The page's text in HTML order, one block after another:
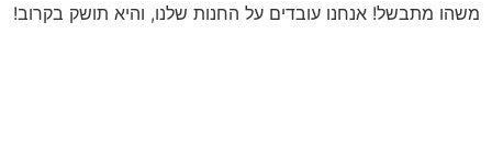
משהו מתבשל! אנחנו עובדים על החנות שלנו, והיא תושק בקרוב!